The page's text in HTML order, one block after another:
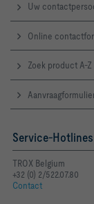
Uw
Online
Zoek product A-Z
Service-Hotlines
TROX Belgium
+32 (0) 2/522.07.80
Contact